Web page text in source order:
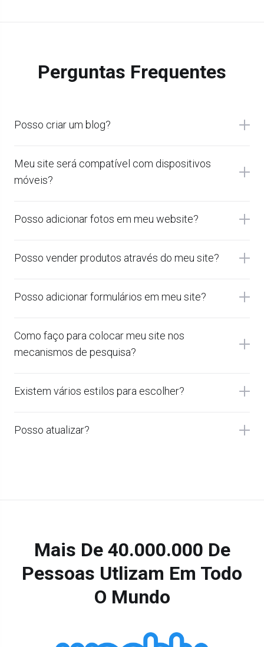
Perguntas Frequentes
Posso criar um blog?
Meu site será compatível com dispositivos
móveis?
Posso adicionar fotos em meu website?
Posso vender produtos através do meu site?
Posso adicionar formulários em meu site?
Como faço para colocar meu site nos
mecanismos de pesquisa?
Existem vários estilos para escolher?
Posso atualizar?
Mais De 40.000.000 De
Pessoas Utlizam Em Todo
O Mundo